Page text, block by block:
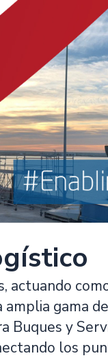
actuando
gama
Buques y
los